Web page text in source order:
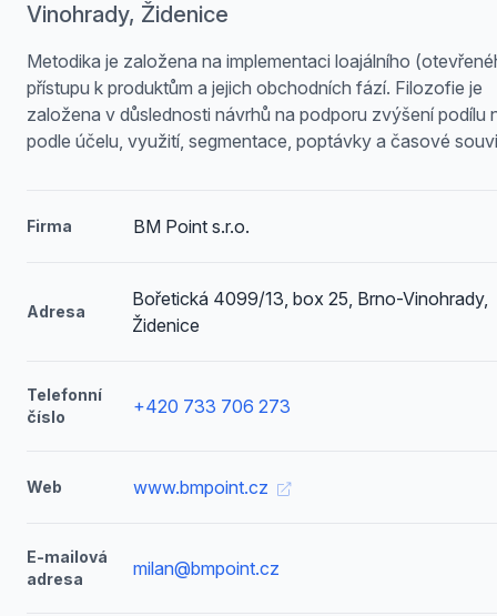
Vinohrady, Židenice
Metodika je založena na implementaci loajálního
přístupu k produktům a jejich obchodních fází. Filozofie je
založena v důslednosti návrhů na podporu zvýšení podílu
podle účelu, využití, segmentace, poptávky a časové
Firma BM Point s.r.o.
Adresa
Bořetická 4099/13, box 25, Brno-Vinohrady,
Židenice
Telefonní
číslo
+420 733 706 273
Web www.bmpoint.cz
E-mailová
adresa
milan@bmpoint.cz